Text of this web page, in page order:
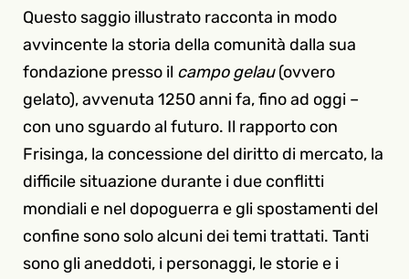
Questo saggio illustrato racconta in modo
avvincente la storia della comunità dalla sua
fondazione presso il campo gelau(ovvero
gelato), avvenuta 1250 anni fa, fino ad oggi –
con uno sguardo al futuro. Il rapporto con
Frisinga, la concessione del diritto di mercato, la
difficile situazione durante i due conflitti
mondiali e nel dopoguerra e gli spostamenti del
confine sono solo alcuni dei temi trattati. Tanti
sono gli aneddoti, i personaggi, le storie e i